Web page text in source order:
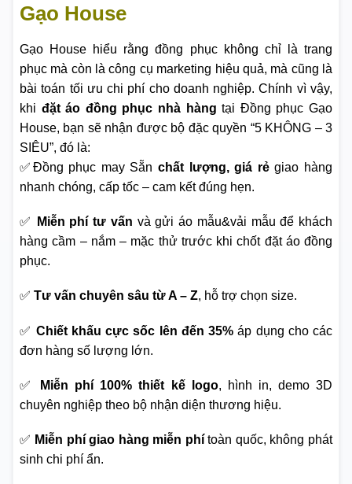
Gạo House
Gạo House hiểu rằng đồng phục không chỉ là trang
phục mà còn là công cụ marketing hiệu quả, mà cũng là
bài toán tối ưu chi phí cho doanh nghiệp. Chính vì vậy,
khi đặt áo đồng phục nhà hàng tại Đồng phục Gạo
House, bạn sẽ nhận được bộ đặc quyền “5 KHÔNG – 3
SIÊU”, đó là:
✅Đồng phục may Sẵn chất lượng, giá rẻgiao hàng
nhanh chóng, cấp tốc – cam kết đúng hẹn.
✅ Miễn phí tư vấn và gửi áo mẫu&vải mẫu để khách
hàng cầm – nắm – mặc thử trước khi chốt đặt áo đồng
phục.
✅ Tư vấn chuyên sâu từ A – Z, hỗ trợ chọn size.
✅ Chiết khấu cực sốc lên đến 35% áp dụng cho các
đơn hàng số lượng lớn.
✅ Miễn phí 100% thiết kế logo, hình in, demo 3D
chuyên nghiệp theo bộ nhận diện thương hiệu.
✅ Miễn phí giao hàng miễn phítoàn quốc, không phát
sinh chi phí ẩn.